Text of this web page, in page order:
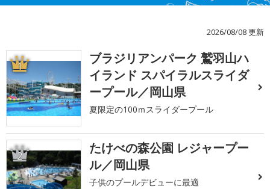
2026/08/08 更新
1
ブラジリアンパーク 鷲羽山ハ
イランド スパイラルスライダ
ープール／岡山県
夏限定の100ｍスライダープール
2
たけべの森公園 レジャープー
ル／岡山県
子供のプールデビューに最適